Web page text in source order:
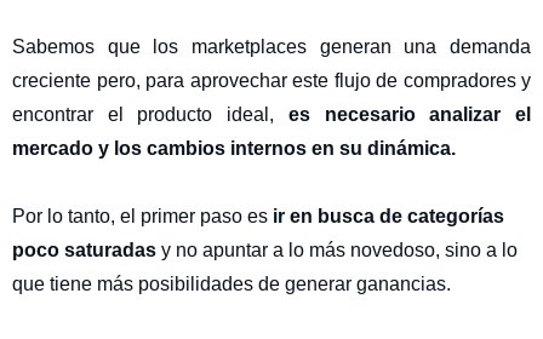
Sabemos que los marketplaces generan una demanda
creciente pero, para aprovechar este flujo de compradores y
encontrar el producto ideal, es necesario analizar el
mercado y los cambios internos en su dinámica.
Por lo tanto, el primer paso es ir en busca de categorías
poco saturadas y no apuntar a lo más novedoso, sino a lo
que tiene más posibilidades de generar ganancias.